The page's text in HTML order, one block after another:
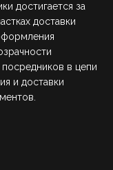
достигается за
доставки
в цепи
и доставки